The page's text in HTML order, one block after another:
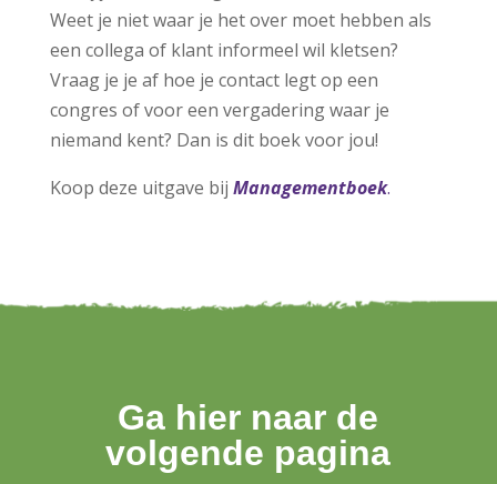
Weet je niet waar je het over moet hebben als
een collega of klant informeel wil kletsen?
Vraag je je af hoe je contact legt op een
congres of voor een vergadering waar je
niemand kent? Dan is dit boek voor jou!
Koop deze uitgave bij Managementboek.
Ga hier naar de
volgende pagina